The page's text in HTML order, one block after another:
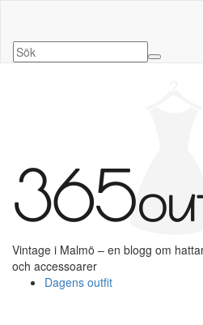
Vintage i Malmö – en blogg om
och accessoarer
Dagens outfit